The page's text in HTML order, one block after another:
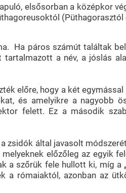
elsősorban a középkor
Ha páros számút találtak
a név, a jóslás
előre, hogy a két
és amelyikre a nagyobb
felett. Ez a második
zsidók által javasolt
előzőleg az egyik
szőrük fele hullott ki, míg a
a rómaiaktól, azonban az